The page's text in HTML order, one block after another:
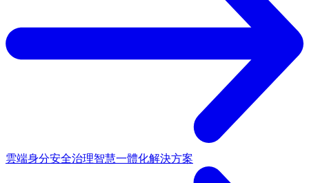
雲端身分安全治理智慧一體化解決方案